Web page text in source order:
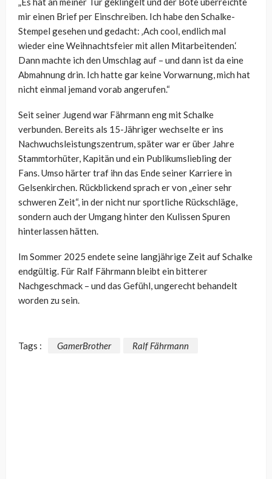
mir einen Brief per Einschreiben. Ich habe den Schalke-
Stempel gesehen und gedacht: ‚Ach cool, endlich mal
wieder eine Weihnachtsfeier mit allen Mitarbeitenden.‘
Dann machte ich den Umschlag auf – und dann ist da eine
Abmahnung drin. Ich hatte gar keine Vorwarnung, mich hat
nicht einmal jemand vorab angerufen.“
Seit seiner Jugend war Fährmann eng mit Schalke
verbunden. Bereits als 15-Jähriger wechselte er ins
Nachwuchsleistungszentrum, später war er über Jahre
Stammtorhüter, Kapitän und ein Publikumsliebling der
Fans. Umso härter traf ihn das Ende seiner Karriere in
Gelsenkirchen. Rückblickend sprach er von „einer sehr
schweren Zeit“, in der nicht nur sportliche Rückschläge,
sondern auch der Umgang hinter den Kulissen Spuren
hinterlassen hätten.
Im Sommer 2025 endete seine langjährige Zeit auf Schalke
endgültig. Für Ralf Fährmann bleibt ein bitterer
Nachgeschmack – und das Gefühl, ungerecht behandelt
worden zu sein.
Tags : GamerBrother Ralf Fährmann